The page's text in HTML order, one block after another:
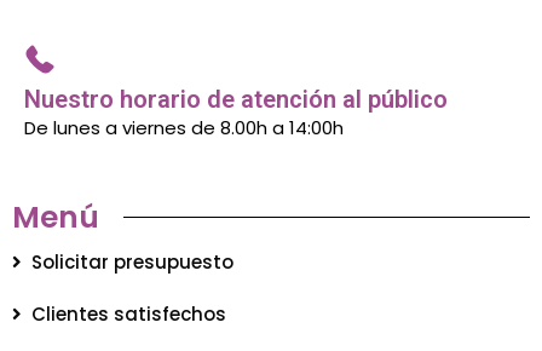
Nuestro horario de atención al público
De lunes a viernes de 8.00h a 14:00h
Menú
Solicitar presupuesto
Clientes satisfechos